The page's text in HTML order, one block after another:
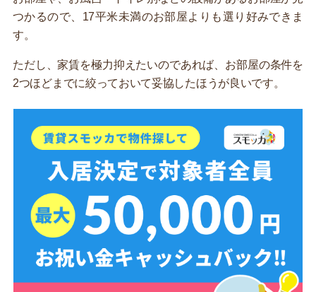
つかるので、17平米未満のお部屋よりも選り好みできま
す。
ただし、家賃を極力抑えたいのであれば、お部屋の条件を
2つほどまでに絞っておいて妥協したほうが良いです。